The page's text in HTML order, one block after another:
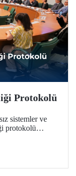
Protokolü
sistemler ve
protokolü